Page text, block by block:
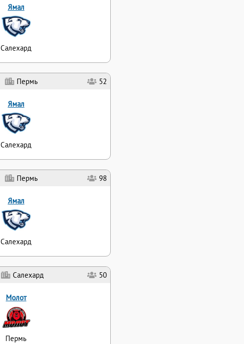
Салехард 50
Молот
Пермь
Пермь 98
Ямал
Салехард
Пермь 52
Ямал
Салехард
Ямал
Салехард